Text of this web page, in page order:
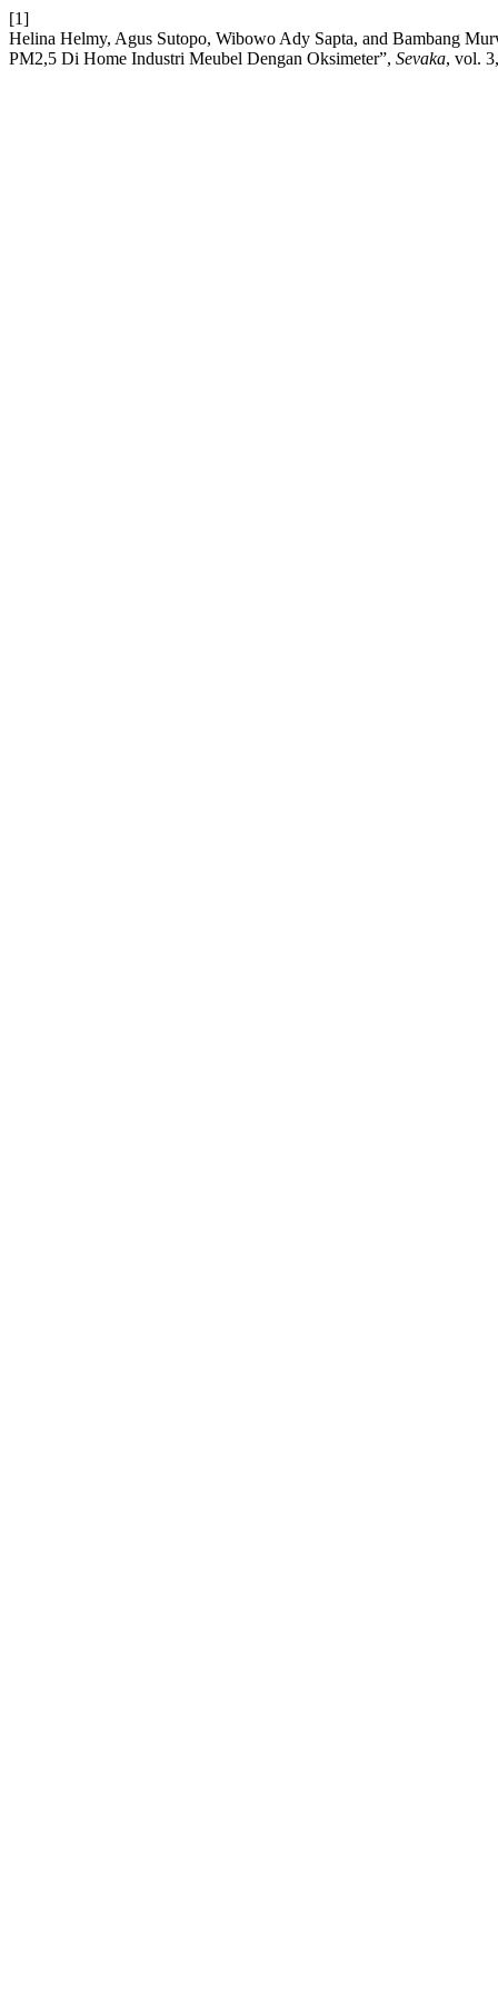
[1]
Helina Helmy, Agus Sutopo, Wibowo Ady Sapta, and Bambang
PM2,5 Di Home Industri Meubel Dengan Oksimeter”, Sevaka, vol.